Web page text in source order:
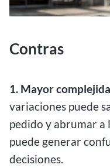
Contras
1. Mayor
variaciones puede
pedido y abrumar a
puede generar
decisiones.